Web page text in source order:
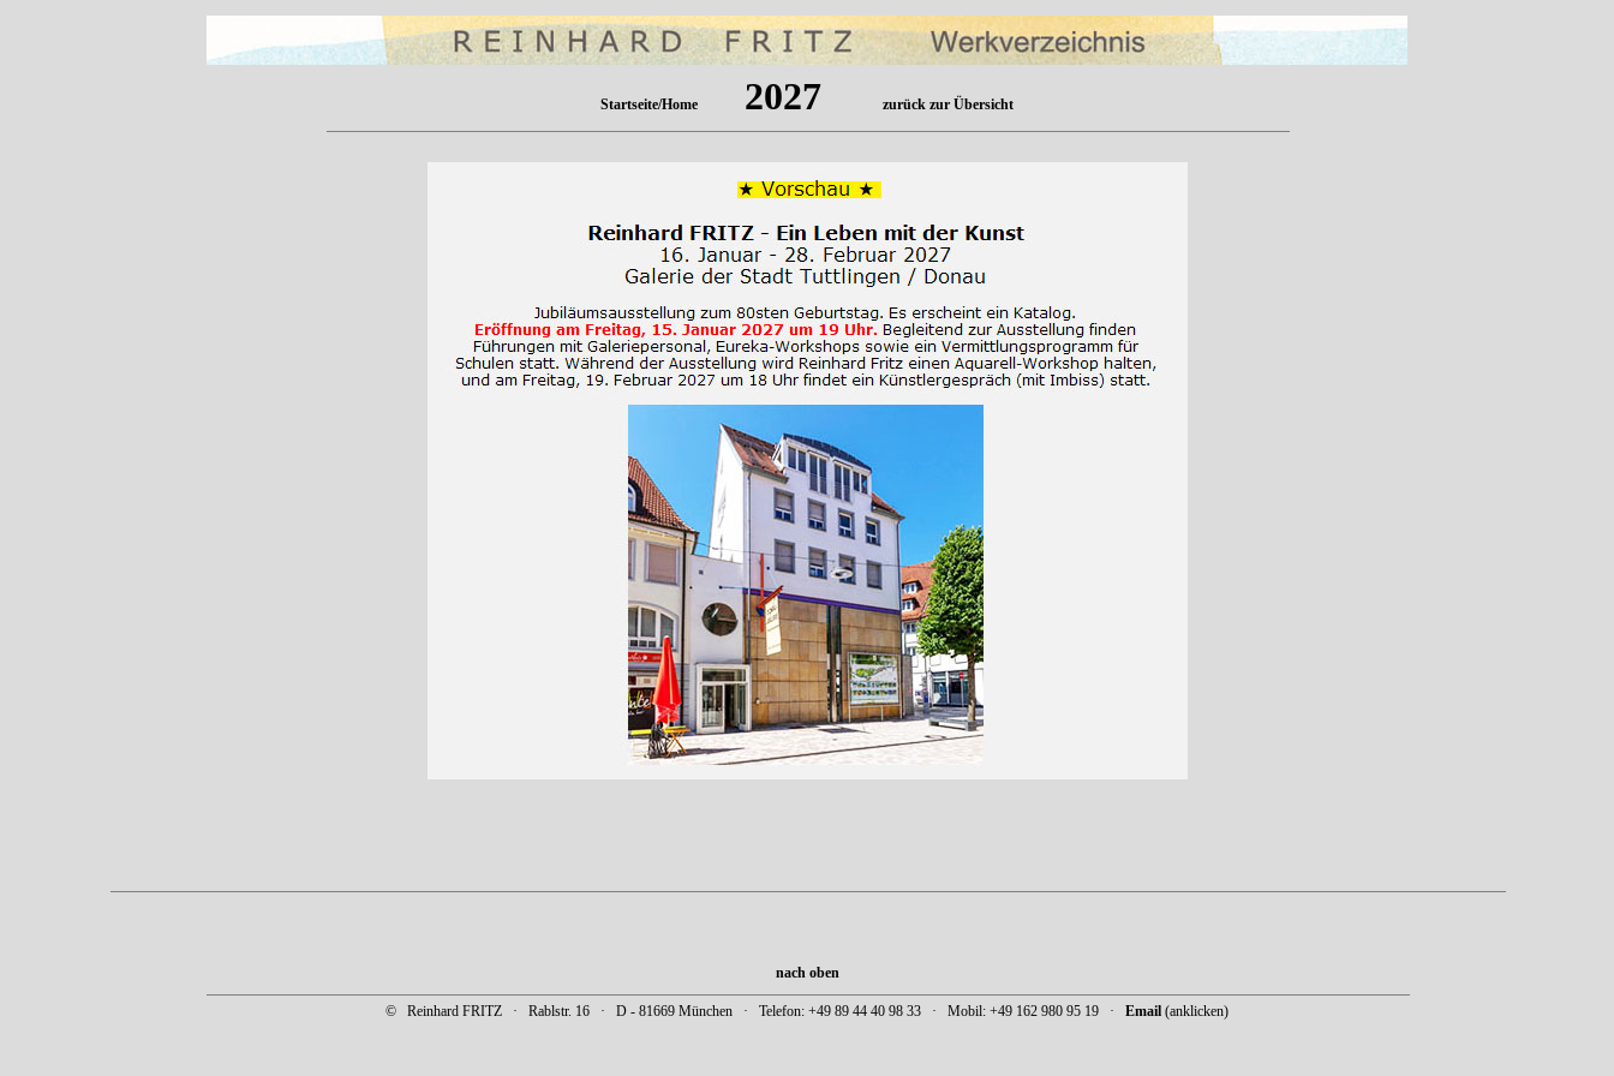
Startseite/Home 2027 zurück zur Übersicht
nach oben
© Reinhard FRITZ · Rablstr. 16 · D - 81669 München · Telefon: +49 89 44 40 98 33 · Mobil: +49 162 980 95 19 · Email (anklicken)